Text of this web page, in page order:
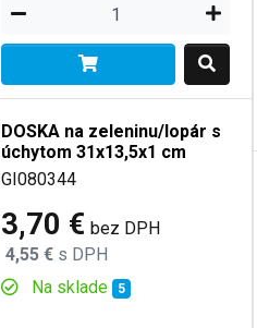
DOSKA na zeleninu/lopár s
úchytom 31x13,5x1 cm
GI080344
3,70 € bez DPH
4,55 € s DPH
Na sklade
5